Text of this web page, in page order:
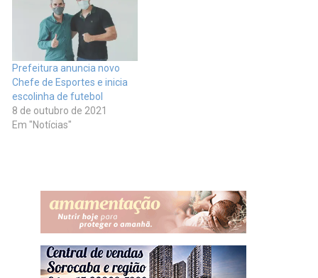
Prefeitura anuncia novo
Chefe de Esportes e inicia
escolinha de futebol
8 de outubro de 2021
Em "Notícias"